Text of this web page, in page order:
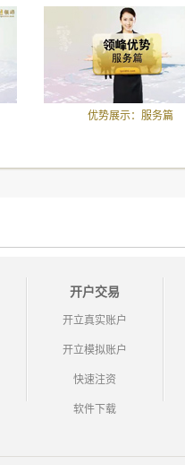
优势展示：服务篇
开户交易
开立真实账户
开立模拟账户
快速注资
软件下载